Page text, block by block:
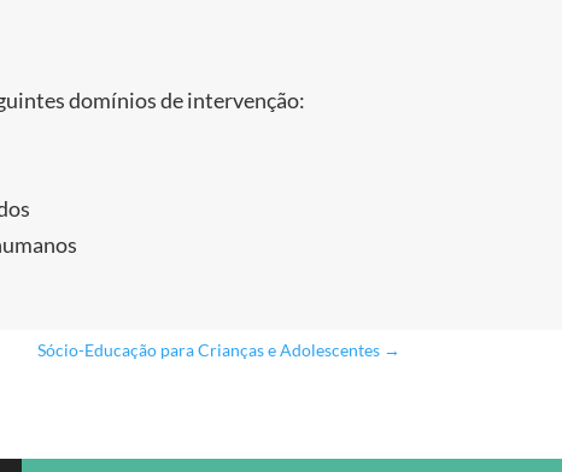
domínios de intervenção:
Sócio-Educação para Crianças e Adolescentes →